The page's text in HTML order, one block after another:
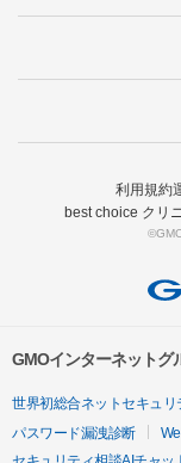
利用規約
best choice クリ
GMOインターネットグ
世界初総合ネットセキュリ
パスワード漏洩診断